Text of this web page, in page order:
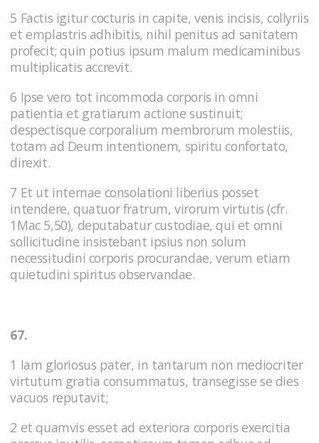
5 Factis igitur cocturis in capite, venis incisis, collyriis
et emplastris adhibitis, nihil penitus ad sanitatem
profecit; quin potius ipsum malum medicaminibus
multiplicatis accrevit.
6 Ipse vero tot incommoda corporis in omni
patientia et gratiarum actione sustinuit;
despectisque corporalium membrorum molestiis,
totam ad Deum intentionem, spiritu confortato,
direxit.
7 Et ut internae consolationi liberius posset
intendere, quatuor fratrum, virorum virtutis (cfr.
1Mac 5,50), deputabatur custodiae, qui et omni
sollicitudine insistebant ipsius non solum
necessitudini corporis procurandae, verum etiam
quietudini spiritus observandae.
67.
1 Iam gloriosus pater, in tantarum non mediocriter
virtutum gratia consummatus, transegisse se dies
vacuos reputavit;
2 et quamvis esset ad exteriora corporis exercitia